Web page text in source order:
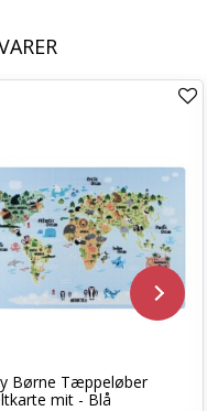
Børne Tæppeløber
mit - Blå